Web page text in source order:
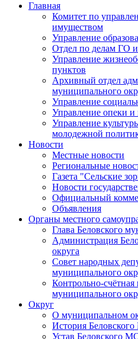
Главная
Комитет по
имуществом
Управление
Отдел по делам ГО
Управление
пунктов
Архивный отдел
муниципального
Управление
Управление опеки и
Управление
молодежной
Новости
Местные новости
Региональные
Газета "Сельские
Новости
Официальный
Объявления
Органы местного
Глава Беловского
Администрация
округа
Совет народных
муниципального
Контрольно-счётная
муниципального
Округ
О муниципальном
История
Устав Беловского